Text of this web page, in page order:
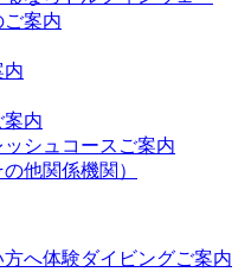
案内
内
案内
シュコースご案内
他関係機関）
へ体験ダイビングご案内